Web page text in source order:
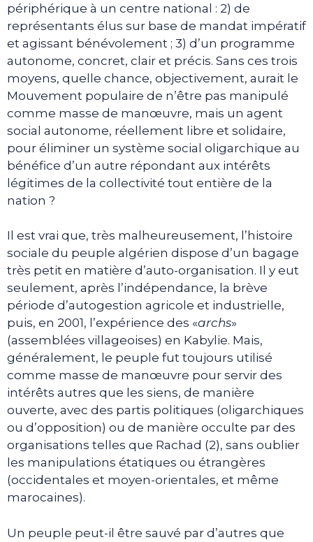
périphérique à un centre national : 2) de
représentants élus sur base de mandat impératif
et agissant bénévolement ; 3) d’un programme
autonome, concret, clair et précis. Sans ces trois
moyens, quelle chance, objectivement, aurait le
Mouvement populaire de n’être pas manipulé
comme masse de manœuvre, mais un agent
social autonome, réellement libre et solidaire,
pour éliminer un système social oligarchique au
bénéfice d’un autre répondant aux intérêts
légitimes de la collectivité tout entière de la
nation ?
Il est vrai que, très malheureusement, l’histoire
sociale du peuple algérien dispose d’un bagage
très petit en matière d’auto-organisation. Il y eut
seulement, après l’indépendance, la brève
période d’autogestion agricole et industrielle,
puis, en 2001, l’expérience des «archs»
(assemblées villageoises) en Kabylie. Mais,
généralement, le peuple fut toujours utilisé
comme masse de manœuvre pour servir des
intérêts autres que les siens, de manière
ouverte, avec des partis politiques (oligarchiques
ou d’opposition) ou de manière occulte par des
organisations telles que Rachad (2), sans oublier
les manipulations étatiques ou étrangères
(occidentales et moyen-orientales, et même
marocaines).
Un peuple peut-il être sauvé par d’autres que